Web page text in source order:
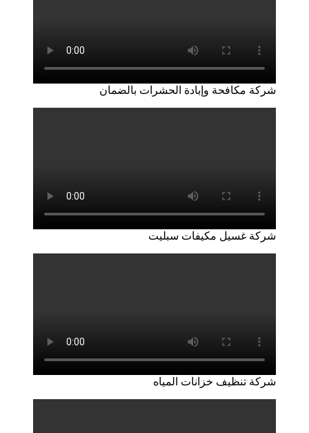
شركة مكافحة وإبادة الحشرات بالضمان
شركة غسيل مكيفات سبليت
شركة تنظيف خزانات المياه